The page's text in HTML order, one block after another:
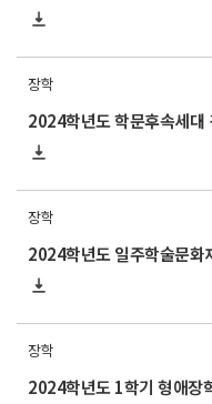
장학
2024학년도 학문후속세대
장학
2024학년도 일주학술문화
장학